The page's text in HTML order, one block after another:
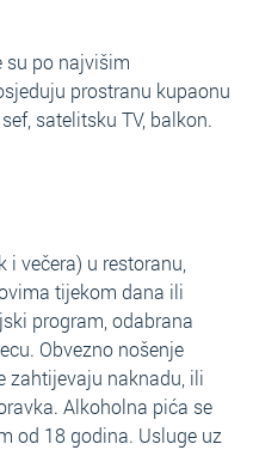
su po najvišim
prostranu kupaonu
satelitsku TV, balkon.
večera) u restoranu,
tijekom dana ili
program, odabrana
Obvezno nošenje
zahtijevaju naknadu, ili
Alkoholna pića se
od 18 godina. Usluge uz